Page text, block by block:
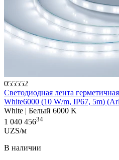
055552
Светодиодная лента
White6000 (10 W/m, IP67, 5m)
White | Белый 6000 K
1 040 45634
UZS/м
В наличии